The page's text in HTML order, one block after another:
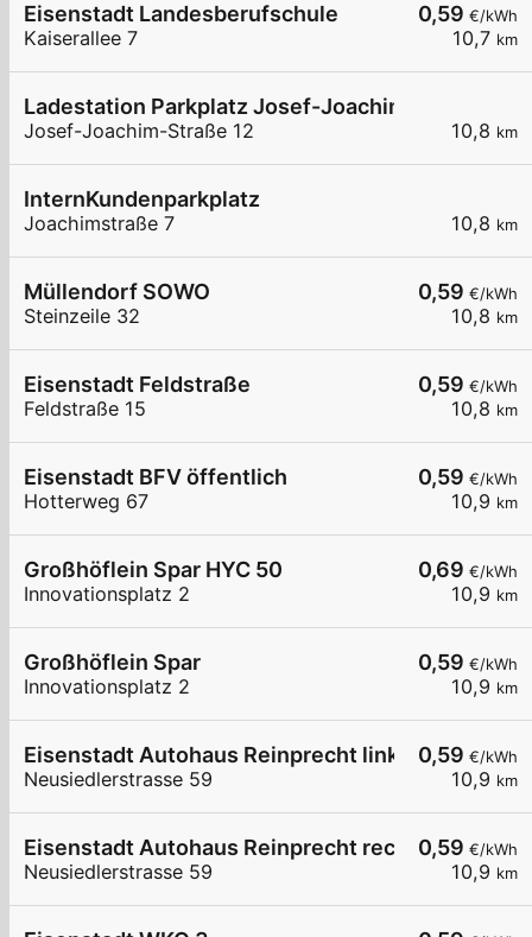
0,59 €/kWh
10,7 km
Eisenstadt Landesberufschule
Kaiserallee 7
10,8 km
Ladestation Parkplatz Josef-Joachim-Straße
Josef-Joachim-Straße 12
10,8 km
InternKundenparkplatz
Joachimstraße 7
0,59 €/kWh
10,8 km
Müllendorf SOWO
Steinzeile 32
0,59 €/kWh
10,8 km
Eisenstadt Feldstraße
Feldstraße 15
0,59 €/kWh
10,9 km
Eisenstadt BFV öffentlich
Hotterweg 67
0,69 €/kWh
10,9 km
Großhöflein Spar HYC 50
Innovationsplatz 2
0,59 €/kWh
10,9 km
Großhöflein Spar
Innovationsplatz 2
0,59 €/kWh
10,9 km
Eisenstadt Autohaus Reinprecht links
Neusiedlerstrasse 59
0,59 €/kWh
10,9 km
Eisenstadt Autohaus Reinprecht rechts
Neusiedlerstrasse 59